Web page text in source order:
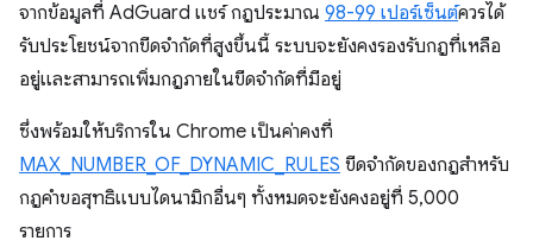
จากข้อมูลที่ AdGuard แชร์ กฎประมาณ 98-99 เปอร์เซ็นต์ควรได้
รับประโยชน์จากขีดจำกัดที่สูงขึ้นนี้ ระบบจะยังคงรองรับกฎที่เหลือ
อยู่และสามารถเพิ่มกฎภายในขีดจำกัดที่มีอยู่
ซึ่งพร้อมให้บริการใน Chrome เป็นค่าคงที่
MAX_NUMBER_OF_DYNAMIC_RULES ขีดจํากัดของกฎสําหรับ
กฎคําขอสุทธิแบบไดนามิกอื่นๆ ทั้งหมดจะยังคงอยู่ที่ 5,000
รายการ